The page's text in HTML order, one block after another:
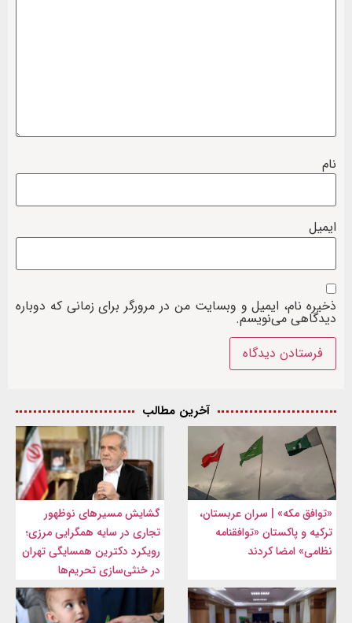
نام
ایمیل
ذخیره نام، ایمیل و وبسایت من در مرورگر برای زمانی که دوباره
دیدگاهی می‌نویسم.
آخرین مطالب
«توافق مکه» | سران عربستان،
ترکیه و پاکستان «توافقنامه
نظامی» امضا کردند
گشایش مسیرهای نوظهور
تجاری در سایه همگرایی مرزی؛
رویکرد دکترین همسایگی تهران
در خنثی‌سازی تحریم‌ها